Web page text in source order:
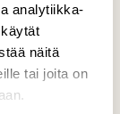
analytiikka-
näitä
tai joita on
2013